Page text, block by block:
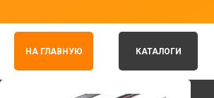
НА ГЛАВНУЮ КАТАЛОГИ